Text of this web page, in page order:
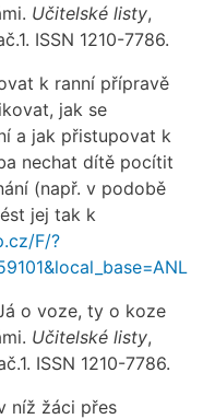
Učitelské listy,
ISSN 1210-7786.
k ranní přípravě
jak se
a jak přistupovat k
nechat dítě pocítit
(např. v podobě
jej tak k
F/?
o voze, ty o koze
Učitelské listy,
ISSN 1210-7786.
níž žáci přes